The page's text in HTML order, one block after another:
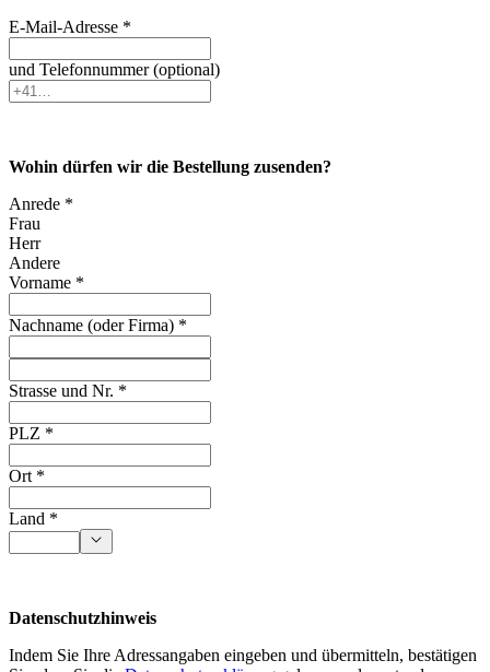
E-Mail-Adresse *
und Telefonnummer (optional)
Wohin dürfen wir die Bestellung zusenden?
Anrede *
Frau
Herr
Andere
Vorname *
Nachname (oder Firma) *
Strasse und Nr. *
PLZ *
Ort *
Land *
Datenschutzhinweis
Indem Sie Ihre Adressangaben eingeben und übermitteln, bestätigen